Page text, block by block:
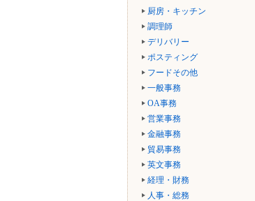
厨房・キッチン
調理師
デリバリー
ポスティング
フードその他
一般事務
OA事務
営業事務
金融事務
貿易事務
英文事務
経理・財務
人事・総務